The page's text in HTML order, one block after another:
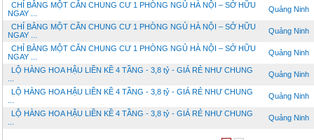
CHỈ BẰNG MỘT CĂN CHUNG CƯ 1 PHÒNG NGỦ HÀ NỘI – SỞ HỮU
NGAY ...
Quảng Ninh
CHỈ BẰNG MỘT CĂN CHUNG CƯ 1 PHÒNG NGỦ HÀ NỘI – SỞ HỮU
NGAY ...
Quảng Ninh
CHỈ BẰNG MỘT CĂN CHUNG CƯ 1 PHÒNG NGỦ HÀ NỘI – SỞ HỮU
NGAY ...
Quảng Ninh
LỘ HÀNG HOA HẬU LIỀN KỀ 4 TẦNG - 3,8 tỷ - GIÁ RẺ NHƯ CHUNG
Quảng Ninh
LỘ HÀNG HOA HẬU LIỀN KỀ 4 TẦNG - 3,8 tỷ - GIÁ RẺ NHƯ CHUNG
Quảng Ninh
LỘ HÀNG HOA HẬU LIỀN KỀ 4 TẦNG - 3,8 tỷ - GIÁ RẺ NHƯ CHUNG
Quảng Ninh